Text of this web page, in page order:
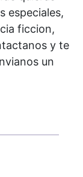
especiales,
ficcion,
y te
un